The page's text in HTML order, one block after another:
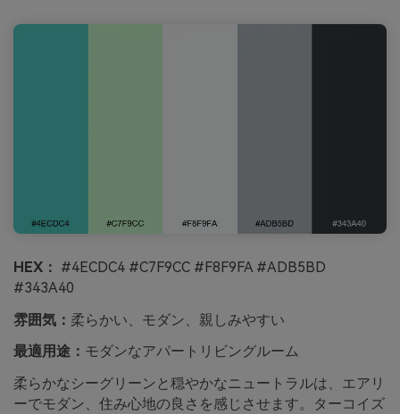
HEX： #4ECDC4 #C7F9CC #F8F9FA #ADB5BD
#343A40
雰囲気： 柔らかい、モダン、親しみやすい
最適用途： モダンなアパートリビングルーム
柔らかなシーグリーンと穏やかなニュートラルは、エアリ
ーでモダン、住み心地の良さを感じさせます。ターコイズ